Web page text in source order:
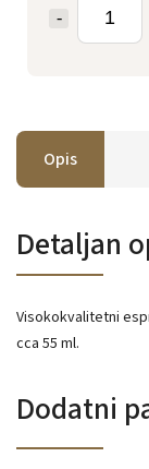
Opis
Detaljan
Visokokvalitetni
cca 55 ml.
Dodatni